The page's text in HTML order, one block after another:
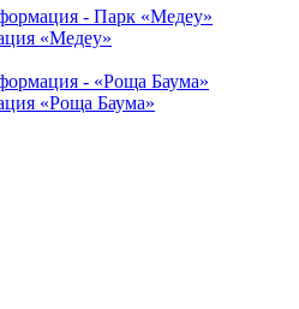
- Парк «Медеу»
«Медеу»
- «Роща Баума»
«Роща Баума»